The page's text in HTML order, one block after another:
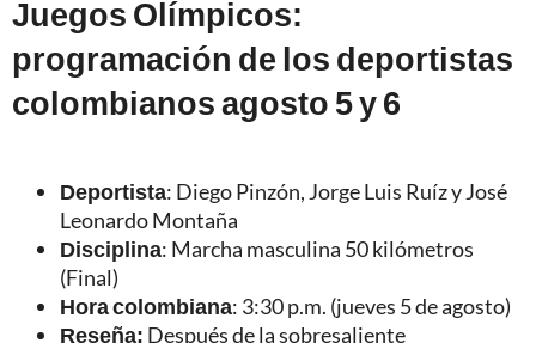
Juegos Olímpicos:
programación de los deportistas
colombianos agosto 5 y 6
Deportista: Diego Pinzón, Jorge Luis Ruíz y José
Leonardo Montaña
Disciplina: Marcha masculina 50 kilómetros
(Final)
Hora colombiana: 3:30 p.m. (jueves 5 de agosto)
Reseña: Después de la sobresaliente